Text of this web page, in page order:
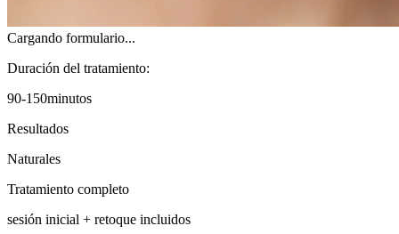
Cargando formulario...
Duración del tratamiento:
90-150minutos
Resultados
Naturales
Tratamiento completo
sesión inicial + retoque incluidos